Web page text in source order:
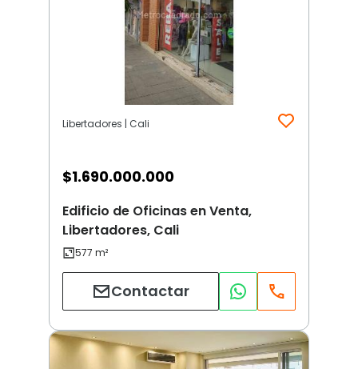
Libertadores | Cali
$1.690.000.000
Edificio de Oficinas en Venta,
Libertadores, Cali
Contactar